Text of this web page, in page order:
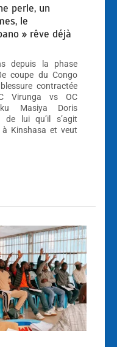
perle, un
le
» rêve déjà
depuis la phase
coupe du Congo
contractée
Virunga vs OC
Masiya Doris
de lui qu’il s’agit
Kinshasa et veut